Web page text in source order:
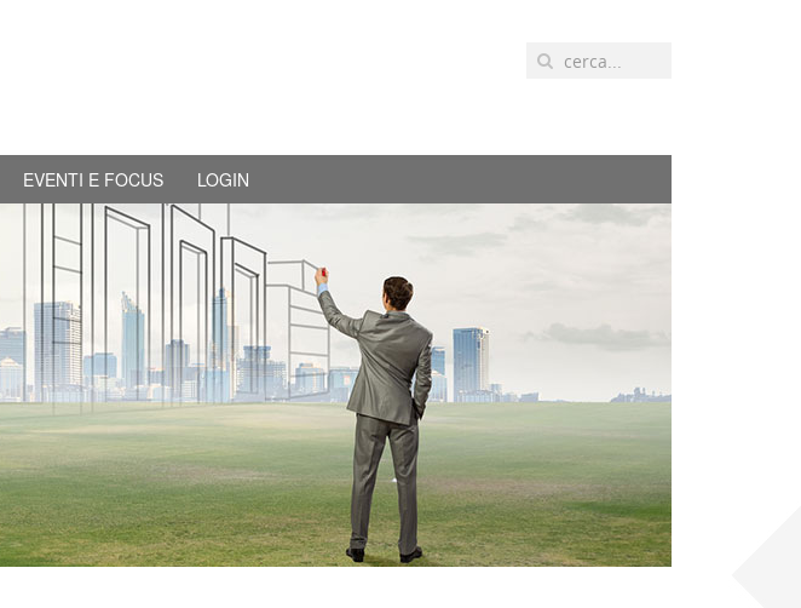
EVENTI E FOCUS LOGIN